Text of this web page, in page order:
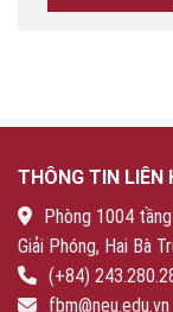
THÔNG TIN LIÊN
Phòng 1004
Giải Phóng, Hai Bà
(+84)
fbm@neu.edu.vn